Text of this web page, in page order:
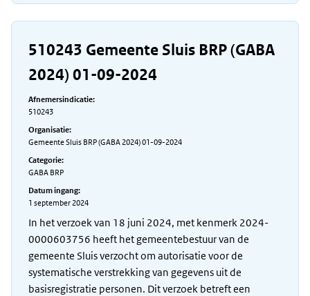
510243 Gemeente Sluis BRP (GABA
2024) 01-09-2024
Afnemersindicatie:
510243
Organisatie:
Gemeente Sluis BRP (GABA 2024) 01-09-2024
Categorie:
GABA BRP
Datum ingang:
1 september 2024
In het verzoek van 18 juni 2024, met kenmerk 2024-
0000603756 heeft het gemeentebestuur van de
gemeente Sluis verzocht om autorisatie voor de
systematische verstrekking van gegevens uit de
basisregistratie personen. Dit verzoek betreft een